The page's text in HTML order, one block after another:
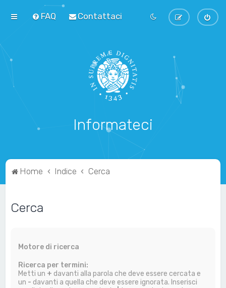
FAQ Contattaci
Informateci
Home Indice Cerca
Cerca
Motore di ricerca
Ricerca per termini:
Metti un + davanti alla parola che deve essere cercata e
un - davanti a quella che deve essere ignorata. Inserisci